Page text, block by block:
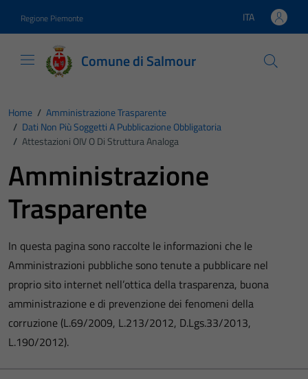
Regione Piemonte Lingua attiva:
ITA
Comune di Salmour
Home / Amministrazione Trasparente
/ Dati Non Più Soggetti A Pubblicazione Obbligatoria
/ Attestazioni OIV O Di Struttura Analoga
Amministrazione
Trasparente
In questa pagina sono raccolte le informazioni che le
Amministrazioni pubbliche sono tenute a pubblicare nel
proprio sito internet nell’ottica della trasparenza, buona
amministrazione e di prevenzione dei fenomeni della
corruzione (L.69/2009, L.213/2012, D.Lgs.33/2013,
L.190/2012).